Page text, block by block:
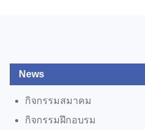
News
กิจกรรมสมาคม
กิจกรรมฝึกอบรม